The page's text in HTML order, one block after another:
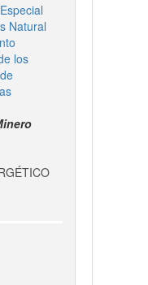
Natural
los